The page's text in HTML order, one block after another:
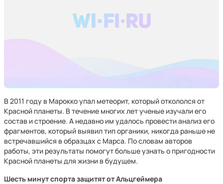
В 2011 году в Марокко упал метеорит, который откололся от
Красной планеты. В течение многих лет ученые изучали его
состав и строение. А недавно им удалось провести анализ его
фрагментов, который выявил тип органики, никогда раньше не
встречавшийся в образцах с Марса. По словам авторов
работы, эти результаты помогут больше узнать о пригодности
Красной планеты для жизни в будущем.
Шесть минут спорта защитят от Альцгеймера